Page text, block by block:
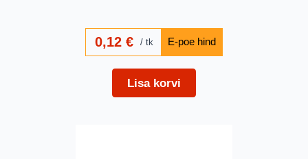
0,12€ tk
Lisa korvi